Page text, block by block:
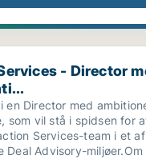
- Director med
- Director
en Director med
som vil stå i spidsen for
Services-team i et af
Deal Advisory-miljøer.Om